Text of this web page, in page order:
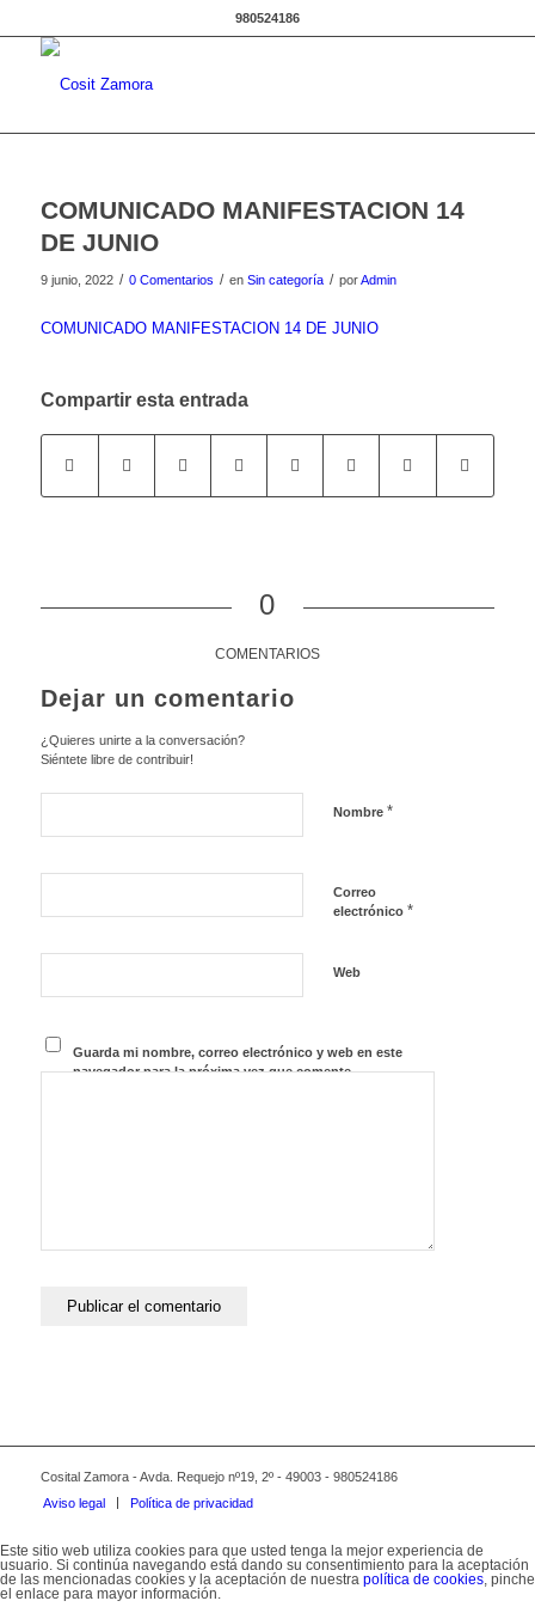
980524186
COMUNICADO MANIFESTACION 14
DE JUNIO
9 junio, 2022 / 0 Comentarios / en Sin categoría / porAdmin
COMUNICADO MANIFESTACION 14 DE JUNIO
Compartir esta entrada
0
COMENTARIOS
Dejar un comentario
¿Quieres unirte a la conversación?
Siéntete libre de contribuir!
Nombre *
Correo
electrónico *
Web
Guarda mi nombre, correo electrónico y web en este
navegador para la próxima vez que comente.
Cosital Zamora - Avda. Requejo nº19, 2º - 49003 - 980524186
Aviso legal
Política de privacidad
Este sitio web utiliza cookies para que usted tenga la mejor experiencia de
usuario. Si continúa navegando está dando su consentimiento para la aceptación
de las mencionadas cookies y la aceptación de nuestra política de cookies, pinche
el enlace para mayor información.